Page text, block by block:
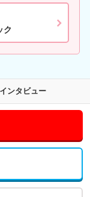
ク
インタビュー